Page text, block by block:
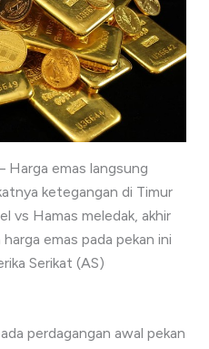
Harga emas langsung
ketegangan di Timur
vs Hamas meledak, akhir
emas pada pekan ini
Serikat (AS)
perdagangan awal pekan